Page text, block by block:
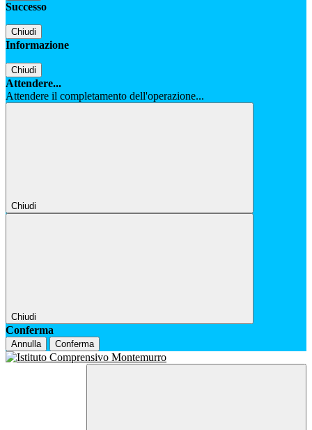
Successo
Chiudi
Informazione
Chiudi
Attendere...
Attendere il completamento dell'operazione...
Chiudi
Chiudi
Conferma
Annulla Conferma